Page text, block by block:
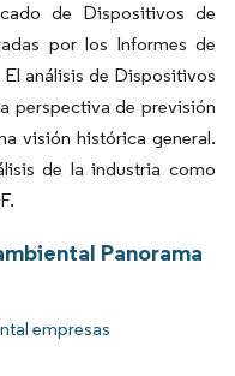
de Dispositivos de
por los Informes de
análisis de Dispositivos
perspectiva de previsión
visión histórica general.
de la industria como
Panorama
empresas